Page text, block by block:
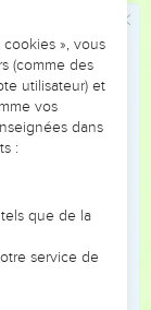
Rubénites, et
de Hotam,
», vous
(comme des
utilisateur) et
vos
dans
:
que de la
service de